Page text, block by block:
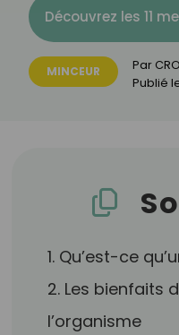
Découvrez les 11
MINCEUR Par
Publié
1. Qu’est-ce
2. Les bienfaits
l’organisme